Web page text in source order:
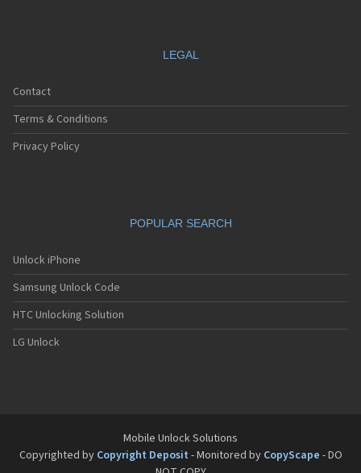
Sagem MW3052
Sagem MW3062
Sagem MW932
Sagem MW936
Sagem MW959 GPRS
Sagem MW979
Sagem MW979 GPRS
Sagem my100x
Sagem my101X
Sagem my150X
Sagem my212x
LEGAL
Contact
Terms & Conditions
Privacy Policy
POPULAR SEARCH
Unlock iPhone
Samsung Unlock Code
HTC Unlocking Solution
LG Unlock
Mobile Unlock Solutions
Copyrighted by Copyright Deposit - Monitored by CopyScape - DO